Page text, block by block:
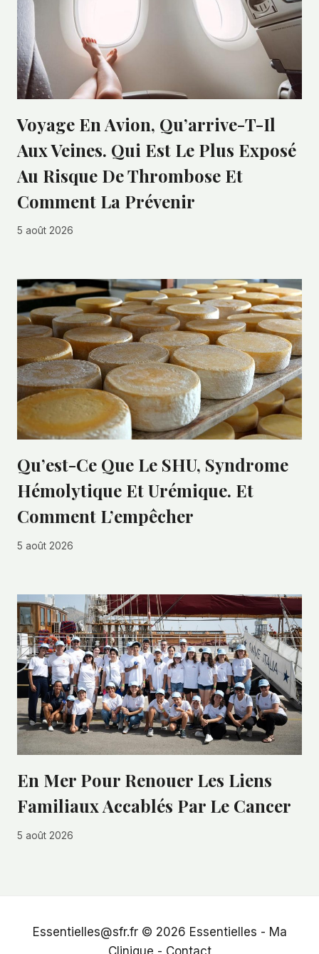
Voyage En Avion, Qu’arrive-T-Il
Aux Veines. Qui Est Le Plus Exposé
Au Risque De Thrombose Et
Comment La Prévenir
5 août 2026
Qu’est-Ce Que Le SHU, Syndrome
Hémolytique Et Urémique. Et
Comment L’empêcher
5 août 2026
En Mer Pour Renouer Les Liens
Familiaux Accablés Par Le Cancer
5 août 2026
Essentielles@sfr.fr © 2026 Essentielles - Ma
Clinique - Contact